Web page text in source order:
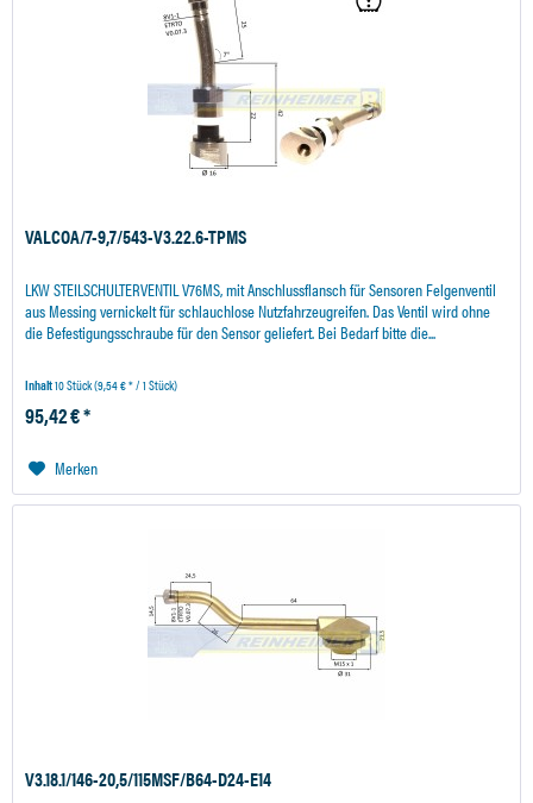
VALCOA/7-9,7/543-V3.22.6-TPMS
LKW STEILSCHULTERVENTIL V76MS, mit Anschlussflansch für Sensoren Felgenventil
aus Messing vernickelt für schlauchlose Nutzfahrzeugreifen. Das Ventil wird ohne
die Befestigungsschraube für den Sensor geliefert. Bei Bedarf bitte die...
Inhalt10 Stück(9,54 € * / 1 Stück)
95,42 € *
Merken
V3.18.1/146-20,5/115MSF/B64-D24-E14